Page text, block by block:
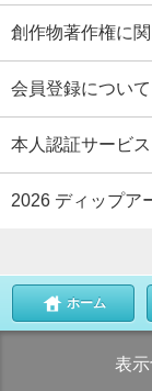
創作物著作権に
会員登録について
本人認証サービ
2026 ディップア
ホーム
表